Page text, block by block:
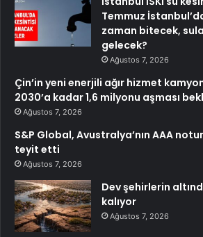
Temmuz
zaman bitecek,
gelecek?
Ağustos 7, 2026
Çin’in yeni enerjili ağır hizmet
2030’a kadar 1,6 milyonu aşması
Ağustos 7, 2026
S&P Global, Avustralya’nın AAA
teyit etti
Ağustos 7, 2026
Dev şehirlerin
kalıyor
Ağustos 7, 2026